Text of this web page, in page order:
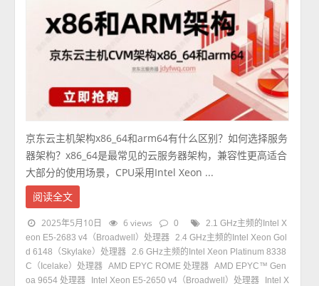
京东云主机架构x86_64和arm64有什么区别？如何选择服务
器架构？x86_64是最常见的云服务器架构，兼容性更高适合
大部分的使用场景，CPU采用Intel Xeon ...
阅读全文
2025年5月10日 6 views 0
2.1 GHz主频的Intel X
eon E5-2683 v4（Broadwell）处理器
2.4 GHz主频的Intel Xeon Gol
d 6148（Skylake）处理器
2.6 GHz主频的Intel Xeon Platinum 8338
C（Icelake）处理器 AMD EPYC ROME 处理器 AMD EPYC™ Gen
oa 9654 处理器
Intel Xeon E5-2650 v4（Broadwell）处理器
Intel X